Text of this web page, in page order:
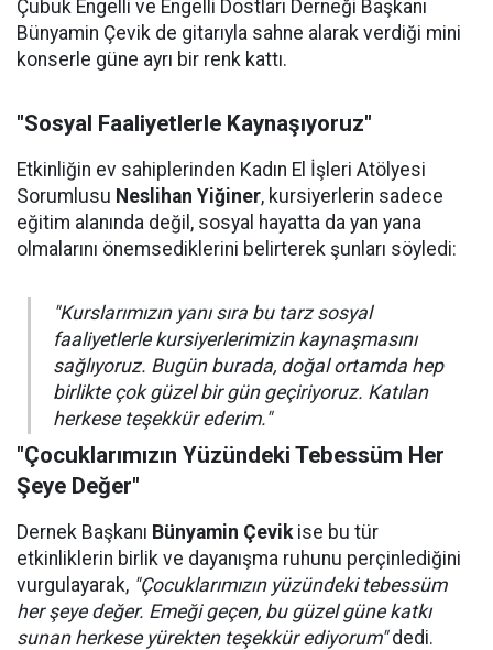
Çubuk Engelli ve Engelli Dostları Derneği Başkanı
Bünyamin Çevik de gitarıyla sahne alarak verdiği mini
konserle güne ayrı bir renk kattı.
"Sosyal Faaliyetlerle Kaynaşıyoruz"
Etkinliğin ev sahiplerinden Kadın El İşleri Atölyesi
Sorumlusu Neslihan Yiğiner, kursiyerlerin sadece
eğitim alanında değil, sosyal hayatta da yan yana
olmalarını önemsediklerini belirterek şunları söyledi:
"Kurslarımızın yanı sıra bu tarz sosyal
faaliyetlerle kursiyerlerimizin kaynaşmasını
sağlıyoruz. Bugün burada, doğal ortamda hep
birlikte çok güzel bir gün geçiriyoruz. Katılan
herkese teşekkür ederim."
"Çocuklarımızın Yüzündeki Tebessüm Her
Şeye Değer"
Dernek Başkanı Bünyamin Çevikise bu tür
etkinliklerin birlik ve dayanışma ruhunu perçinlediğini
vurgulayarak, "Çocuklarımızın yüzündeki tebessüm
her şeye değer. Emeği geçen, bu güzel güne katkı
sunan herkese yürekten teşekkür ediyorum"dedi.